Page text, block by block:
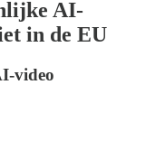
AI-
in de EU
video